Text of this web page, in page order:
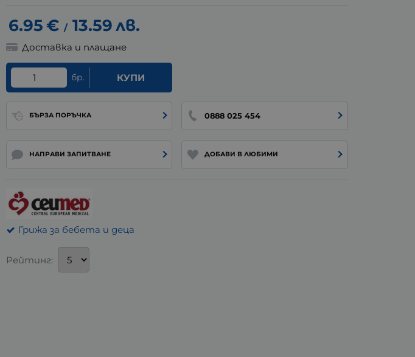
6.95€ / 13.59лв.
Доставка и плащане
бр. КУПИ
БЪРЗА ПОРЪЧКА 0888 025 454
НАПРАВИ ЗАПИТВАНЕ ДОБАВИ В ЛЮБИМИ
Грижа за бебета и деца
Рейтинг: